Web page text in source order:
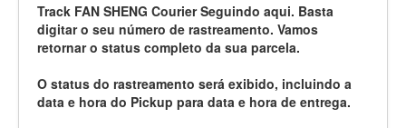
Vessel Tracking
Port Of Calls
Track FAN SHENG Courier Seguindo aqui. Basta
digitar o seu número de rastreamento. Vamos
retornar o status completo da sua parcela.
O status do rastreamento será exibido, incluindo a
data e hora do Pickup para data e hora de entrega.